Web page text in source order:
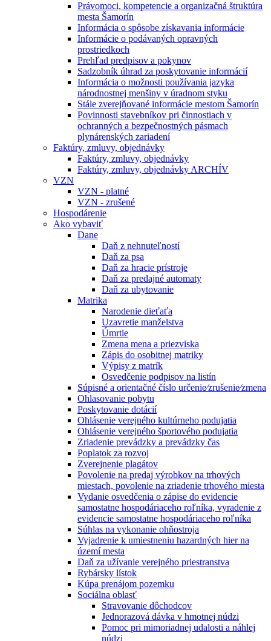
Právomoci, kompetencie a organizačná štruktúra
mesta Šamorín
Informácia o spôsobe získavania informácie
Informácie o podávaných opravných
prostriedkoch
Prehľad predpisov a pokynov
Sadzobník úhrad za poskytovanie informácií
Informácia o možnosti používania jazyka
národnostnej menšiny v úradnom styku
Stále zverejňované informácie mestom Šamorín
Povinnosti stavebníkov pri činnostiach v
ochranných a bezpečnostných pásmach
plynárenských zariadení
Faktúry, zmluvy, objednávky
Faktúry, zmluvy, objednávky
Faktúry, zmluvy, objednávky ARCHÍV
VZN
VZN - platné
VZN - zrušené
Hospodárenie
Ako vybaviť
Dane
Daň z nehnuteľností
Daň za psa
Daň za hracie prístroje
Daň za predajné automaty
Daň za ubytovanie
Matrika
Narodenie dieťaťa
Uzavretie manželstva
Úmrtie
Zmena mena a priezviska
Zápis do osobitnej matriky
Výpisy z matrík
Osvedčenie podpisov na listín
Súpisné a orientačné číslo určenie⁄zrušenie⁄zmena
Ohlasovanie pobytu
Poskytovanie dotácií
Ohlásenie verejného kultúrneho podujatia
Ohlásenie verejného športového podujatia
Zriadenie prevádzky a prevádzky čas
Poplatok za rozvoj
Zverejnenie plagátov
Povolenie na predaj výrobkov na trhových
miestach, povolenie na zriadenie trhového miesta
Vydanie osvedčenia o zápise do evidencie
samostatne hospodáriaceho roľníka, vyradenie z
evidencie samostatne hospodáriaceho roľníka
Súhlas na vykonanie ohňostroja
Vyjadrenie k umiestneniu hazardných hier na
území mesta
Daň za užívanie verejného priestranstva
Rybársky lístok
Kúpa prenájom pozemku
Sociálna oblasť
Stravovanie dôchodcov
Jednorazová dávka v hmotnej núdzi
Pomoc pri mimoriadnej udalosti a náhlej
núdzi